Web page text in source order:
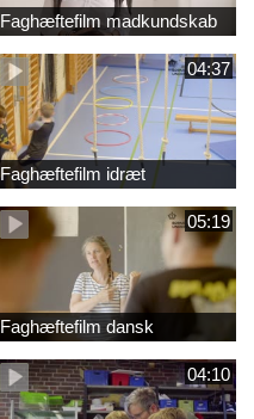
Faghæftefilm madkundskab
04:37
Faghæftefilm idræt
05:19
Faghæftefilm dansk
04:10